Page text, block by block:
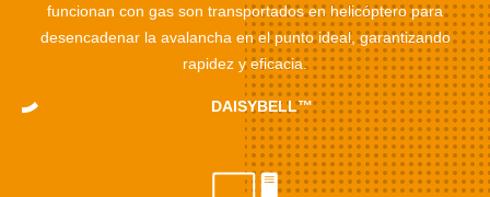
funcionan con gas son transportados en helicóptero para
desencadenar la avalancha en el punto ideal, garantizando
rapidez y eficacia.
DAISYBELL™